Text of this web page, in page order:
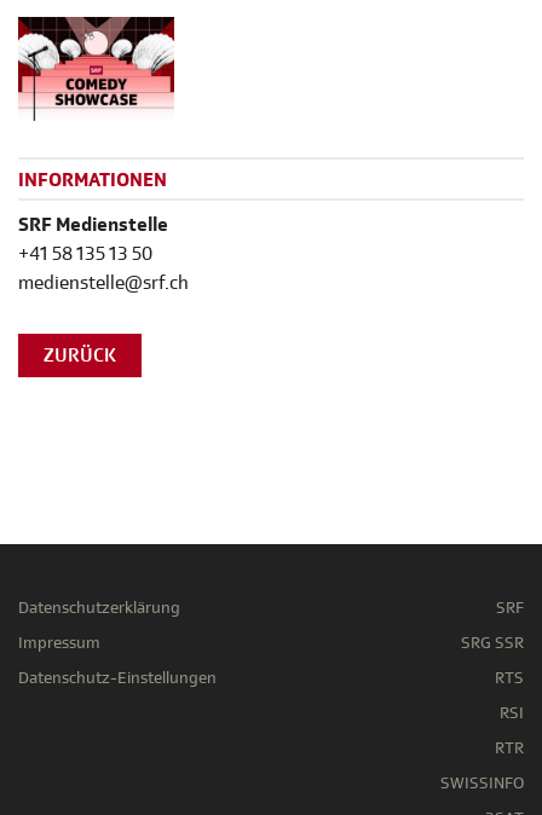
INFORMATIONEN
SRF Medienstelle
+41 58 135 13 50
medienstelle@srf.ch
ZURÜCK
Datenschutzerklärung
Impressum
Datenschutz-Einstellungen
SRF
SRG SSR
RTS
RSI
RTR
SWISSINFO